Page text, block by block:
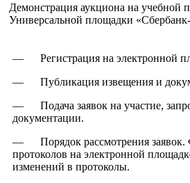
Демонстрация аукциона на учебной
Универсальной площадки
— Регистрация на электронной
— Публикация извещения и
— Подача заявок на участие,
документации.
— Порядок рассмотрения заявок.
протоколов на электронной
изменений в протоколы.